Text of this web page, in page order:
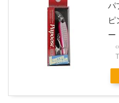
パ
ピ
ー